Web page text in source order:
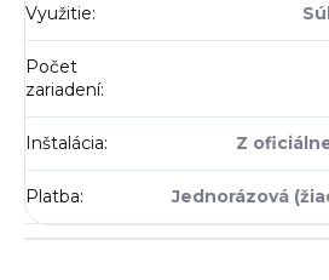
Využitie:
Počet
zariadení:
Inštalácia: Z
Platba: Jednorázová